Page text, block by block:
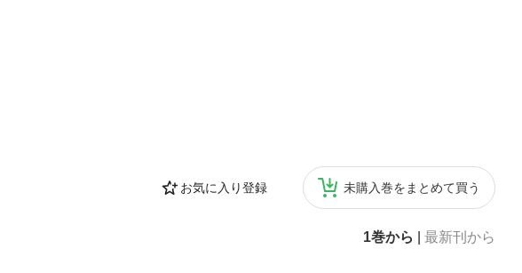
お気に入り登録 未購入巻をまとめて買う
1巻から 最新刊から